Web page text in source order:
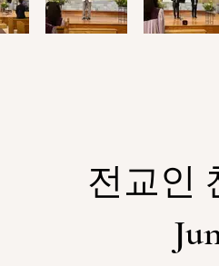
전교인